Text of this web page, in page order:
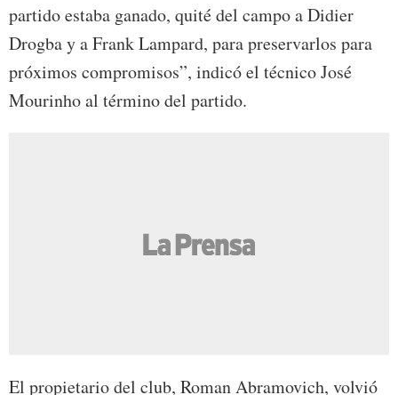
partido estaba ganado, quité del campo a Didier
Drogba y a Frank Lampard, para preservarlos para
próximos compromisos”, indicó el técnico José
Mourinho al término del partido.
El propietario del club, Roman Abramovich, volvió